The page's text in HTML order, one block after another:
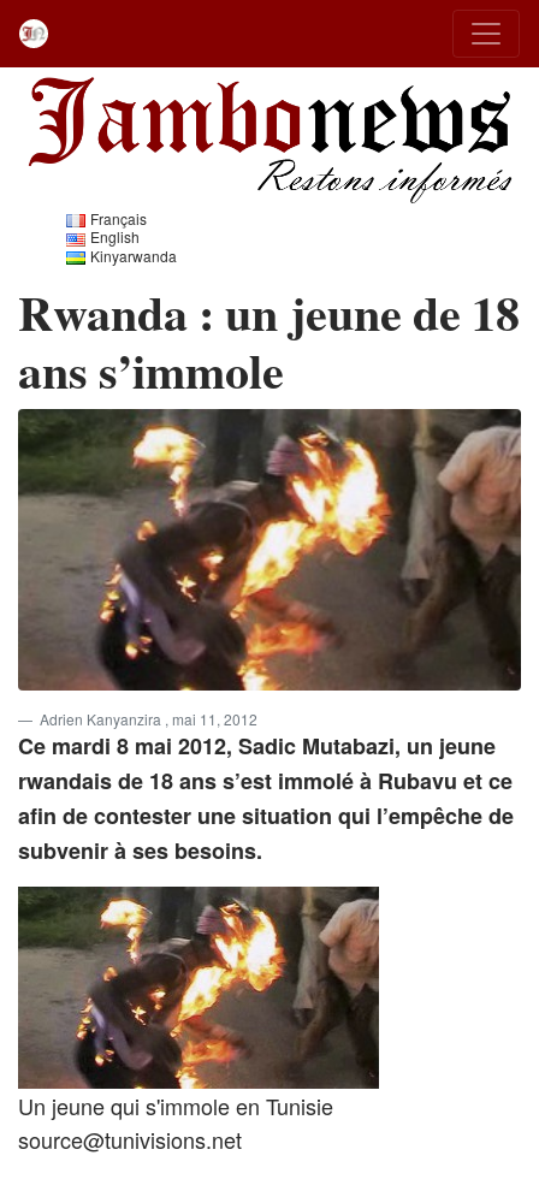
Français
English
Kinyarwanda
Rwanda : un jeune de 18
ans s’immole
Adrien Kanyanzira , mai 11, 2012
Ce mardi 8 mai 2012, Sadic Mutabazi, un jeune
rwandais de 18 ans s’est immolé à Rubavu et ce
afin de contester une situation qui l’empêche de
subvenir à ses besoins.
Un jeune qui s'immole en Tunisie
source@tunivisions.net